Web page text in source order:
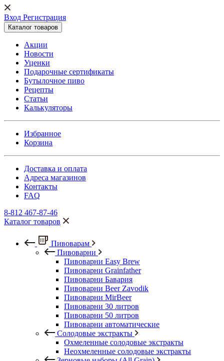
Вход Регистрация
Каталог товаров
Акции
Новости
Уценки
Подарочные сертификаты
Бутылочное пиво
Рецепты
Статьи
Калькуляторы
Избранное
Корзина
Доставка и оплата
Адреса магазинов
Контакты
FAQ
8-812 467-87-46
Каталог товаров
Пивоварам
Пивоварни
Пивоварни Easy Brew
Пивоварни Grainfather
Пивоварни Бавария
Пивоварни Beer Zavodik
Пивоварни MirBeer
Пивоварни 30 литров
Пивоварни 50 литров
Пивоварни автоматические
Солодовые экстракты
Охмеленные солодовые экстракты
Неохмеленные солодовые экстракты